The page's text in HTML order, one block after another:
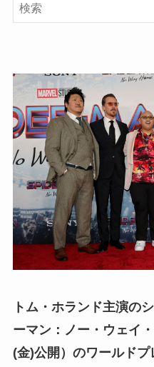
トム・ホランド主演の
ーマン：ノー・ウェイ
(金)公開）のワールド